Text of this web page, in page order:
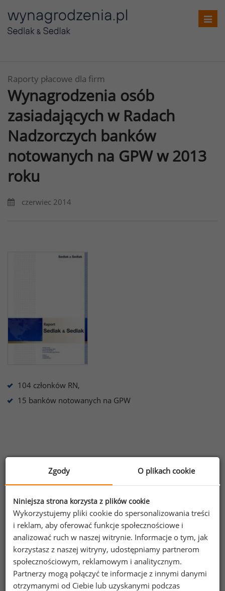
Raporty płacowe dla firm
Wynagrodzenia osób
zasiadających w Radach
Nadzorczych banków
notowanych na GPW w 2013
roku
czerwiec 2014
104 członków RN,
15 banków notowanych na GPW
Informacje o raporcie
Ogólna charakterystyka raportu
Warunki korzystania z Raportu Płacowego
Informacja dot. przetwarzania danych z
publicznych źródeł danych, w raportach
płacowych
Zgody O plikach cookie
Niniejsza strona korzysta z plików cookie
Wykorzystujemy pliki cookie do spersonalizowania treści
i reklam, aby oferować funkcje społecznościowe i
analizować ruch w naszej witrynie. Informacje o tym, jak
korzystasz z naszej witryny, udostępniamy partnerom
społecznościowym, reklamowym i analitycznym.
Partnerzy mogą połączyć te informacje z innymi danymi
otrzymanymi od Ciebie lub uzyskanymi podczas